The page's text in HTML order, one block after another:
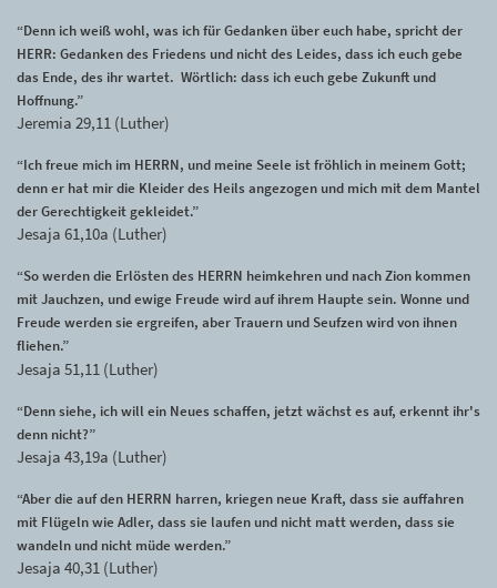
“Denn ich weiß wohl, was ich für Gedanken über euch habe, spricht der
HERR: Gedanken des Friedens und nicht des Leides, dass ich euch gebe
das Ende, des ihr wartet. Wörtlich: dass ich euch gebe Zukunft und
Hoffnung.”
Jeremia 29,11 (Luther)
“Ich freue mich im HERRN, und meine Seele ist fröhlich in meinem Gott;
denn er hat mir die Kleider des Heils angezogen und mich mit dem Mantel
der Gerechtigkeit gekleidet.”
Jesaja 61,10a (Luther)
“So werden die Erlösten des HERRN heimkehren und nach Zion kommen
mit Jauchzen, und ewige Freude wird auf ihrem Haupte sein. Wonne und
Freude werden sie ergreifen, aber Trauern und Seufzen wird von ihnen
fliehen.”
Jesaja 51,11 (Luther)
“Denn siehe, ich will ein Neues schaffen, jetzt wächst es auf, erkennt ihr's
denn nicht?”
Jesaja 43,19a (Luther)
“Aber die auf den HERRN harren, kriegen neue Kraft, dass sie auffahren
mit Flügeln wie Adler, dass sie laufen und nicht matt werden, dass sie
wandeln und nicht müde werden.”
Jesaja 40,31 (Luther)